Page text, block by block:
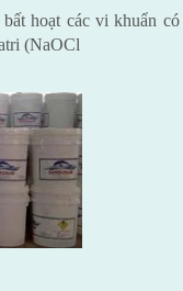
hoạt các vi khuẩn
(NaOCl